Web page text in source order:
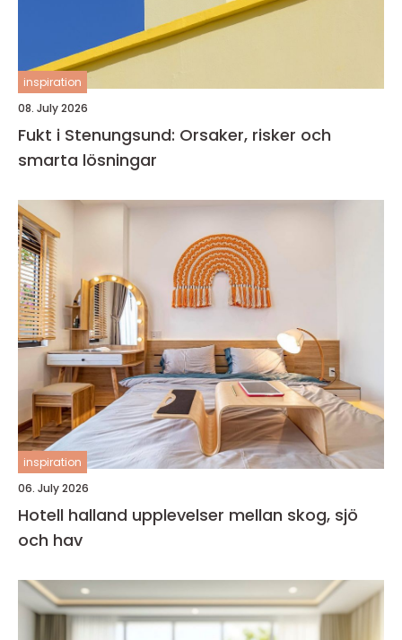
inspiration
08. July 2026
Fukt i Stenungsund: Orsaker, risker och
smarta lösningar
inspiration
06. July 2026
Hotell halland upplevelser mellan skog, sjö
och hav